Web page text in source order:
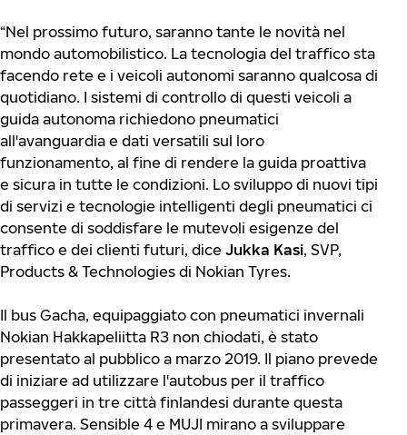
“Nel prossimo futuro, saranno tante le novità nel
mondo automobilistico. La tecnologia del traffico sta
facendo rete e i veicoli autonomi saranno qualcosa di
quotidiano. I sistemi di controllo di questi veicoli a
guida autonoma richiedono pneumatici
all'avanguardia e dati versatili sul loro
funzionamento, al fine di rendere la guida proattiva
e sicura in tutte le condizioni. Lo sviluppo di nuovi tipi
di servizi e tecnologie intelligenti degli pneumatici ci
consente di soddisfare le mutevoli esigenze del
traffico e dei clienti futuri, dice Jukka Kasi, SVP,
Products & Technologies di Nokian Tyres.
Il bus Gacha, equipaggiato con pneumatici invernali
Nokian Hakkapeliitta R3 non chiodati, è stato
presentato al pubblico a marzo 2019. Il piano prevede
di iniziare ad utilizzare l'autobus per il traffico
passeggeri in tre città finlandesi durante questa
primavera. Sensible 4 e MUJI mirano a sviluppare